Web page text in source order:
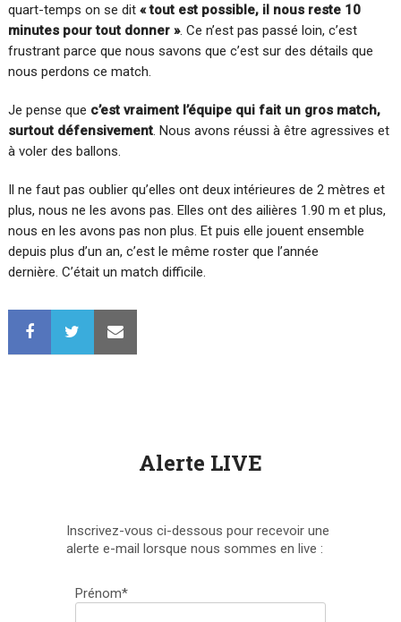
quart-temps on se dit « tout est possible, il nous reste 10
minutes pour tout donner ». Ce n’est pas passé loin, c’est
frustrant parce que nous savons que c’est sur des détails que
nous perdons ce match.
Je pense que c’est vraiment l’équipe qui fait un gros match,
surtout défensivement. Nous avons réussi à être agressives et
à voler des ballons.
Il ne faut pas oublier qu’elles ont deux intérieures de 2 mètres et
plus, nous ne les avons pas. Elles ont des ailières 1.90 m et plus,
nous en les avons pas non plus. Et puis elle jouent ensemble
depuis plus d’un an, c’est le même roster que l’année
dernière. C’était un match difficile.
Alerte LIVE
Inscrivez-vous ci-dessous pour recevoir une
alerte e-mail lorsque nous sommes en live :
Prénom*